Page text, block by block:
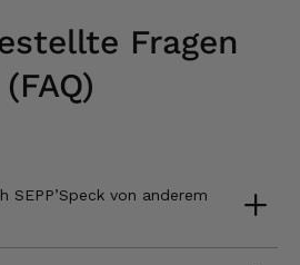
Fragen
(FAQ)
SEPP’Speck von anderem